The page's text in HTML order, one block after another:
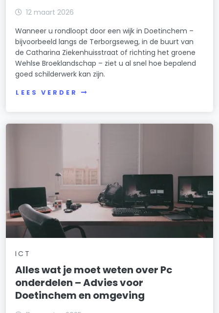
12 maart 2026
Wanneer u rondloopt door een wijk in Doetinchem –
bijvoorbeeld langs de Terborgseweg, in de buurt van
de Catharina Ziekenhuisstraat of richting het groene
Wehlse Broeklandschap – ziet u al snel hoe bepalend
goed schilderwerk kan zijn.
LEES VERDER
ICT
Alles wat je moet weten over Pc
onderdelen – Advies voor
Doetinchem en omgeving